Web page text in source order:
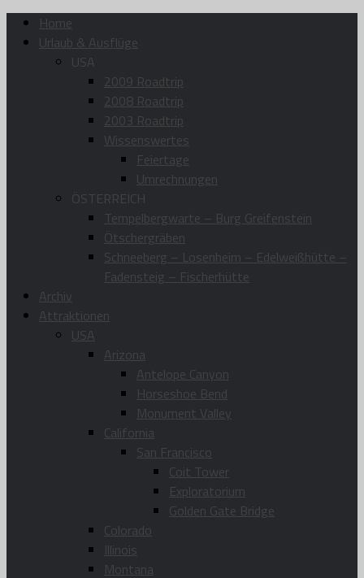
Home
Urlaub & Ausflüge
USA
2009 Roadtrip
2008 Roadtrip
2003 Roadtrip
Wissenswertes
Feiertage
Umrechnungen
ÖSTERREICH
Tempelbergwarte – Burg Greifenstein
Ötschergräben
Schneeberg – Losenheim – Edelweißhütte –
Fadensteig – Fischerhütte
Archiv
Attraktionen
USA
Arizona
Antelope Canyon
Horseshoe Bend
Monument Valley
California
San Francisco
Coit Tower
Exploratorium
Golden Gate Bridge
Colorado
Illinois
Montana